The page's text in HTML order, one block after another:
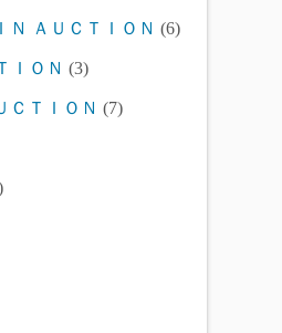
Ｎ ＡＵＣＴＩＯＮ (6)
ＩＯＮ (3)
ＣＴＩＯＮ (7)